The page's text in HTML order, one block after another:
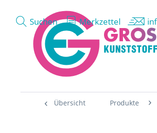
Suchen Merkzettel
Übersicht Produkte